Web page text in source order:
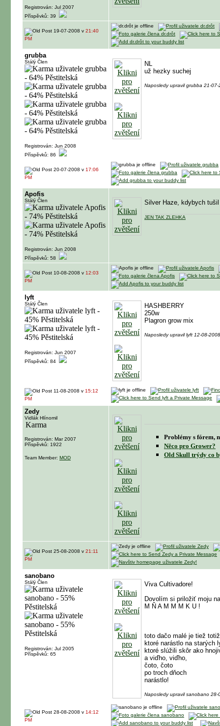
Registrován: Jul 2007
Příspěvků: 39
19-07-2008 v 21:40
PM
grubba
Stálý Člen
Registrován: Jun 2008
Příspěvků: 86
NL
už hezky suchej
Naposledy upravil grubba 21-
20-07-2008 v 17:06
PM
Apofis
Stálý Člen
Registrován: Jun 2008
Příspěvků: 58
Silver Haze, kdybych
JEN TAK ZLEHKA
10-08-2008 v 12:03
PM
lyft
Stálý Člen
Registrován: Jun 2007
Příspěvků: 84
HASHBERRY
250w
Plagron grow mix
Naposledy upravil lyft 12-08-
11-08-2008 v 15:12
PM
Zedy
Vidlák Hlínomil
Registrován: Mar 2007
Příspěvků: 1922
Team Member: MOD
Problémy s fórem,
Něco pro Grower?
Old Skull trýdy co
25-08-2008 v 21:11
PM
sanobano
Stálý Člen
Registrován: Jul 2005
Příspěvků: 65
Viva Cultivadore!
Dovolím si priložiť moju
M Ň A M M M K U !
toto dačo malé je tiež
ktoré narástlo na starých
ktoré slúžili skôr ako
a viďho, viďho,
čoto, čoto
po troch dňoch
narástlo!
Naposledy upravil sanobano
28-08-2008 v 14:12
PM